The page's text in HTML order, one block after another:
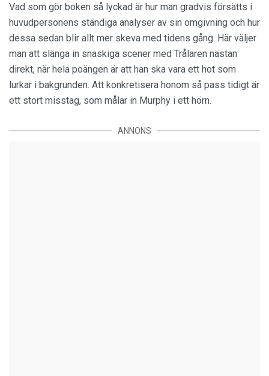
Vad som gör boken så lyckad är hur man gradvis försätts i
huvudpersonens ständiga analyser av sin omgivning och hur
dessa sedan blir allt mer skeva med tidens gång. Här väljer
man att slänga in snaskiga scener med Trålaren nästan
direkt, när hela poängen är att han ska vara ett hot som
lurkar i bakgrunden. Att konkretisera honom så pass tidigt är
ett stort misstag, som målar in Murphy i ett hörn.
ANNONS